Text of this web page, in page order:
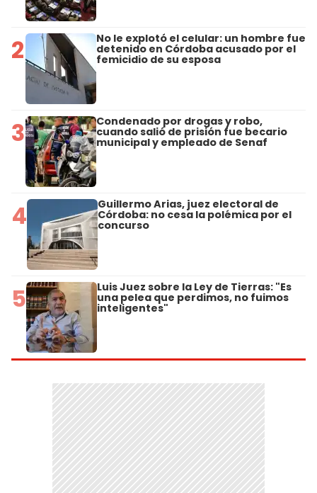
2 No le explotó el celular: un hombre fue
detenido en Córdoba acusado por el
femicidio de su esposa
3 Condenado por drogas y robo,
cuando salió de prisión fue becario
municipal y empleado de Senaf
4 Guillermo Arias, juez electoral de
Córdoba: no cesa la polémica por el
concurso
5 Luis Juez sobre la Ley de Tierras: "Es
una pelea que perdimos, no fuimos
inteligentes"